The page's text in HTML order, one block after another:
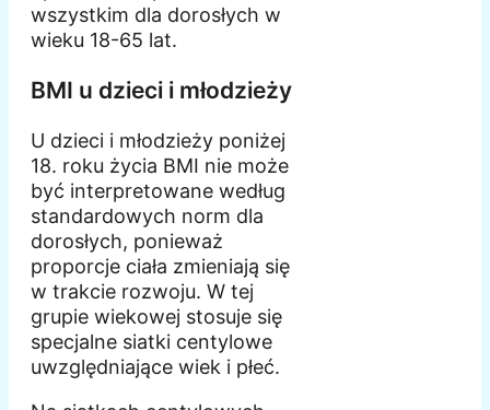
wszystkim dla dorosłych w
wieku 18-65 lat.
BMI u dzieci i młodzieży
U dzieci i młodzieży poniżej
18. roku życia BMI nie może
być interpretowane według
standardowych norm dla
dorosłych, ponieważ
proporcje ciała zmieniają się
w trakcie rozwoju. W tej
grupie wiekowej stosuje się
specjalne siatki centylowe
uwzględniające wiek i płeć.